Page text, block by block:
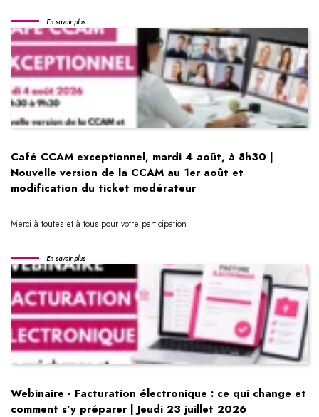
En savoir plus
Café CCAM exceptionnel, mardi 4 août, à 8h30 |
Nouvelle version de la CCAM au 1er août et
modification du ticket modérateur
Merci à toutes et à tous pour votre participation
En savoir plus
Webinaire - Facturation électronique : ce qui change et
comment s'y préparer | Jeudi 23 juillet 2026